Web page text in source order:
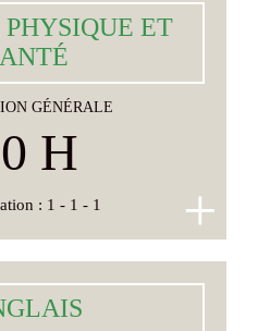
ET
GÉNÉRALE
H
: 1 - 1 - 1 +
ET
sa pratique d'activités